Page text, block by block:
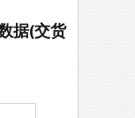
据(交货